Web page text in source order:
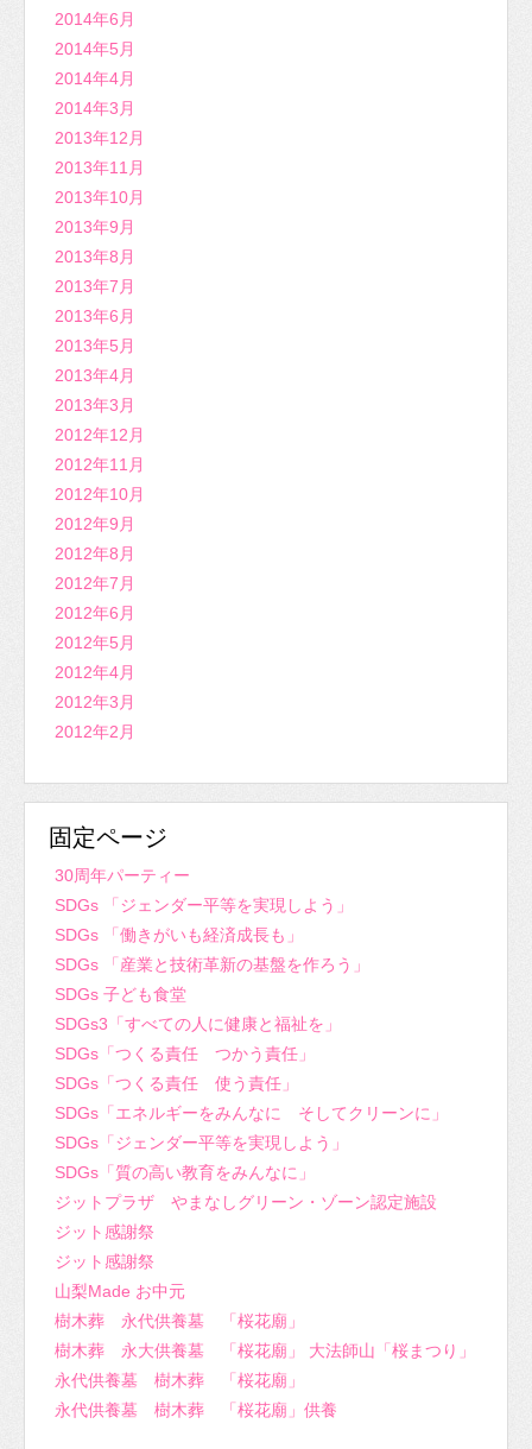
2014年6月
2014年5月
2014年4月
2014年3月
2013年12月
2013年11月
2013年10月
2013年9月
2013年8月
2013年7月
2013年6月
2013年5月
2013年4月
2013年3月
2012年12月
2012年11月
2012年10月
2012年9月
2012年8月
2012年7月
2012年6月
2012年5月
2012年4月
2012年3月
2012年2月
固定ページ
30周年パーティー
SDGs 「ジェンダー平等を実現しよう」
SDGs 「働きがいも経済成長も」
SDGs 「産業と技術革新の基盤を作ろう」
SDGs 子ども食堂
SDGs3「すべての人に健康と福祉を」
SDGs「つくる責任 つかう責任」
SDGs「つくる責任 使う責任」
SDGs「エネルギーをみんなに そしてクリーンに」
SDGs「ジェンダー平等を実現しよう」
SDGs「質の高い教育をみんなに」
ジットプラザ やまなしグリーン・ゾーン認定施設
ジット感謝祭
ジット感謝祭
山梨Made お中元
樹木葬 永代供養墓 「桜花廟」
樹木葬 永大供養墓 「桜花廟」 大法師山「桜まつり」
永代供養墓 樹木葬 「桜花廟」
永代供養墓 樹木葬 「桜花廟」供養